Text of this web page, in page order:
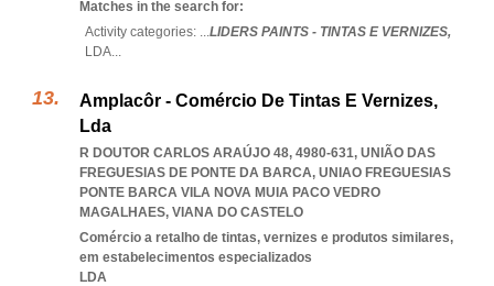
Matches in the search for:
Activity categories: ...LIDERS PAINTS - TINTAS E VERNIZES,
LDA...
Amplacôr - Comércio De Tintas E Vernizes,
Lda
R DOUTOR CARLOS ARAÚJO 48, 4980-631, UNIÃO DAS
FREGUESIAS DE PONTE DA BARCA, UNIAO FREGUESIAS
PONTE BARCA VILA NOVA MUIA PACO VEDRO
MAGALHAES, VIANA DO CASTELO
Comércio a retalho de tintas, vernizes e produtos similares,
em estabelecimentos especializados
LDA